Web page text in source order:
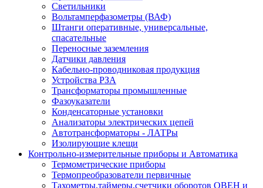
Светильники
Вольтамперфазометры (ВАФ)
Штанги оперативные, универсальные,
спасательные
Переносные заземления
Датчики давления
Кабельно-проводниковая продукция
Устройства РЗА
Трансформаторы промышленные
Фазоуказатели
Конденсаторные установки
Анализаторы электрических цепей
Автотрансформаторы - ЛАТРы
Изолирующие клещи
Контрольно-измерительные приборы и Автоматика
Термометрические приборы
Термопреобразователи первичные
Тахометры,таймеры,счетчики оборотов ОВЕН и